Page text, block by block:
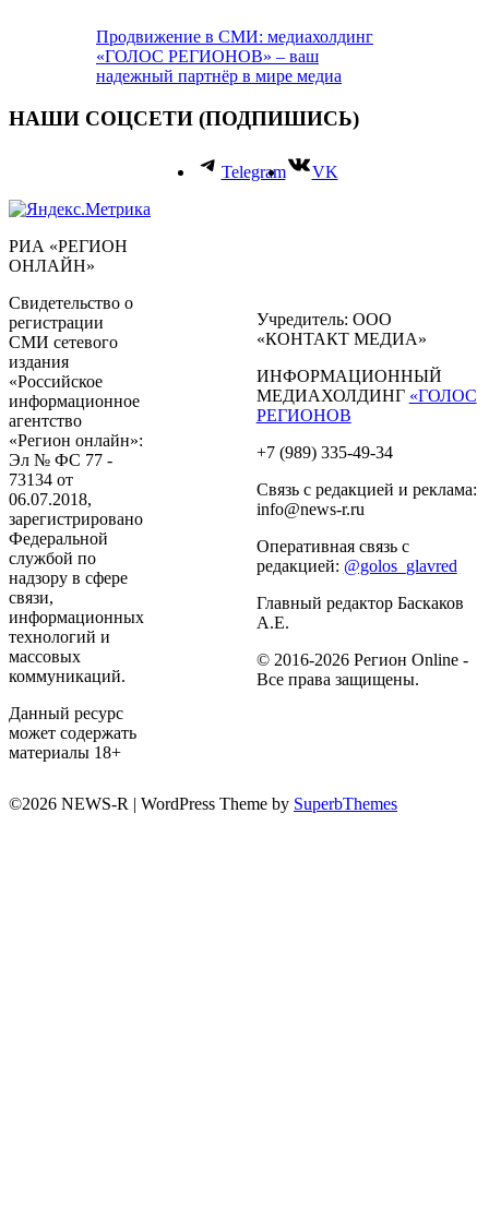
Продвижение в СМИ: медиахолдинг
«ГОЛОС РЕГИОНОВ» – ваш
надежный партнёр в мире медиа
НАШИ СОЦСЕТИ (ПОДПИШИСЬ)
Telegram VK
РИА «РЕГИОН
ОНЛАЙН»
Свидетельство о
регистрации
СМИ сетевого
издания
«Российское
информационное
агентство
«Регион онлайн»:
Эл № ФС 77 -
73134 от
06.07.2018,
зарегистрировано
Федеральной
службой по
надзору в сфере
связи,
информационных
технологий и
массовых
коммуникаций.
Данный ресурс
может содержать
материалы 18+
Учредитель: ООО
«КОНТАКТ МЕДИА»
ИНФОРМАЦИОННЫЙ
МЕДИАХОЛДИНГ «ГОЛОС
РЕГИОНОВ
+7 (989) 335-49-34
Связь с редакцией и реклама:
info@news-r.ru
Оперативная связь с
редакцией: @golos_glavred
Главный редактор Баскаков
А.Е.
© 2016-2026 Регион Online -
Все права защищены.
©2026 NEWS-R | WordPress Theme by SuperbThemes